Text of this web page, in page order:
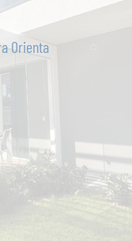
Orienta